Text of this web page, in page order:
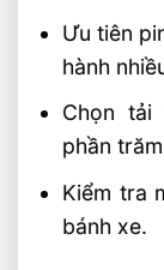
Ưu tiên
hành
Chọn
phần
Kiểm tra
bánh xe.